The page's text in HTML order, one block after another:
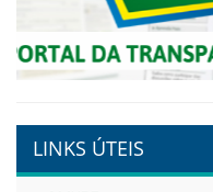
Plano
Publicado